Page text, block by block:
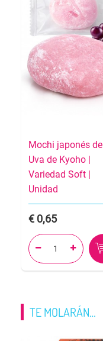
Mochi japonés de
Uva de Kyoho |
Variedad Soft |
Unidad
0,65
 
TE MOLARÁN…